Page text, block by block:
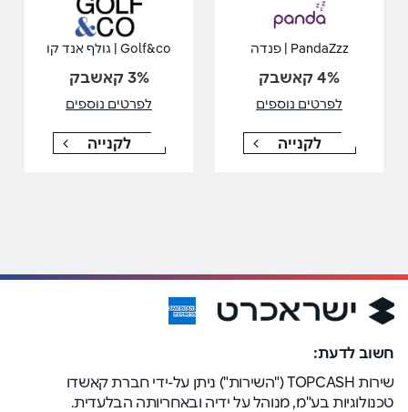
PandaZzz | פנדה
4% קאשבק
לפרטים נוספים
לקנייה
Golf&co | גולף אנד קו
3% קאשבק
לפרטים נוספים
לקנייה
חשוב לדעת:
שירות TOPCASH ("השירות") ניתן על-ידי חברת קאשדו
טכנולוגיות בע"מ, מנוהל על ידיה ובאחריותה הבלעדית.